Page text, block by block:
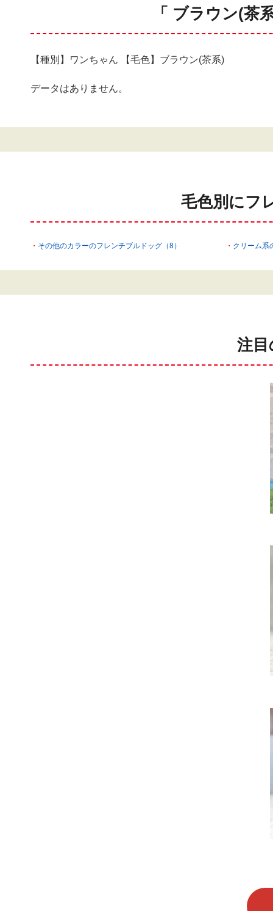
「 ブラウン(茶
【種別】ワンちゃん 【毛色】ブラウン(茶系)
データはありません。
毛色別にフ
その他のカラーのフレンチブルドッグ（8） クリーム系
注